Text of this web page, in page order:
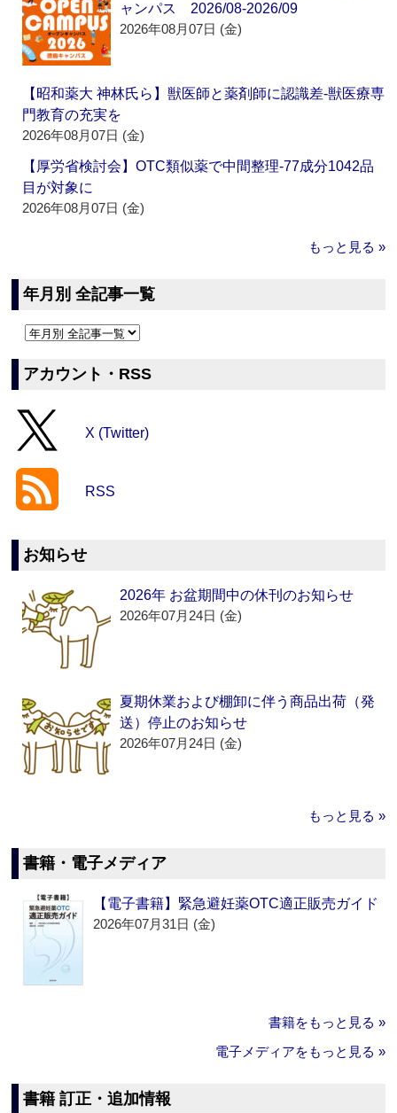
ャンパス 2026/08-2026/09
2026年08月07日 (金)
【昭和薬大 神林氏ら】獣医師と薬剤師に認識差‐獣医療専
門教育の充実を
2026年08月07日 (金)
【厚労省検討会】OTC類似薬で中間整理‐77成分1042品
目が対象に
2026年08月07日 (金)
もっと見る »
年月別 全記事一覧
アカウント・RSS
X (Twitter)
RSS
お知らせ
2026年 お盆期間中の休刊のお知らせ
2026年07月24日 (金)
夏期休業および棚卸に伴う商品出荷（発
送）停止のお知らせ
2026年07月24日 (金)
もっと見る »
書籍・電子メディア
【電子書籍】緊急避妊薬OTC適正販売ガイド
2026年07月31日 (金)
書籍をもっと見る »
電子メディアをもっと見る »
書籍 訂正・追加情報